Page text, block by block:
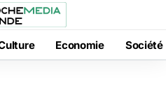
Economie Société